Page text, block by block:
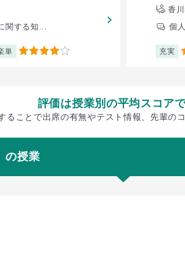
関する知...
単 4
香
個
充実
評価は授業別の平均スコアで
ることで出席の有無やテスト情報、先輩の
の授業